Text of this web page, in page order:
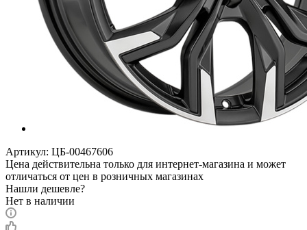
Артикул: ЦБ-00467606
Цена действительна только для интернет-магазина и может
отличаться от цен в розничных магазинах
Нашли дешевле?
Нет в наличии